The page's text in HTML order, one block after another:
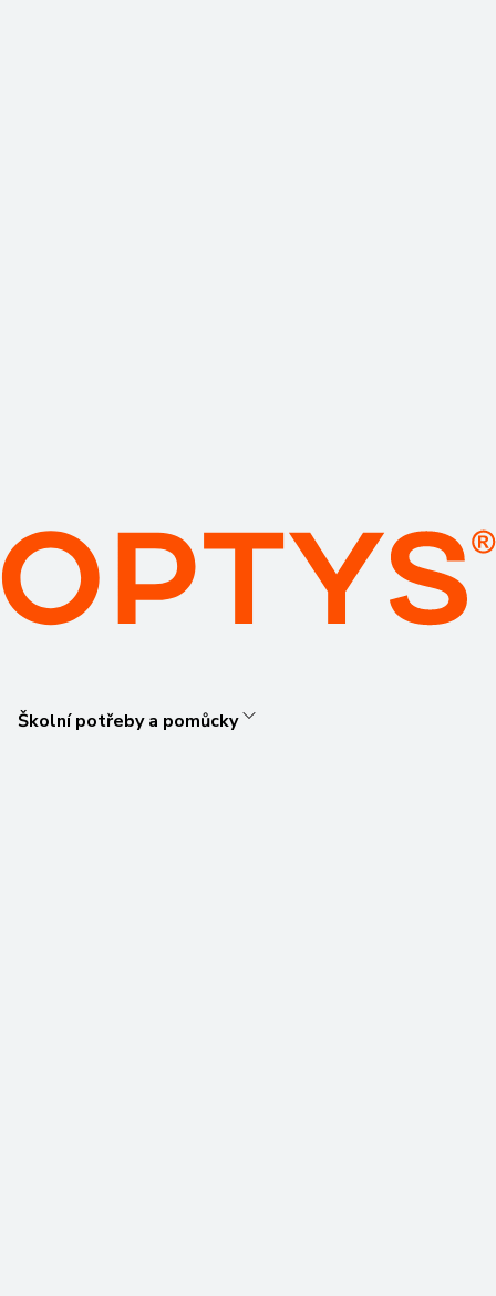
Školní potřeby a pomůcky